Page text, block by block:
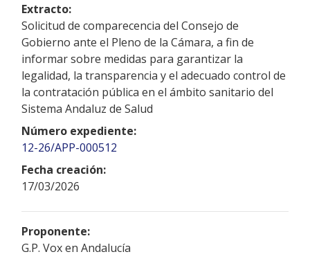
Extracto:
Solicitud de comparecencia del Consejo de
Gobierno ante el Pleno de la Cámara, a fin de
informar sobre medidas para garantizar la
legalidad, la transparencia y el adecuado control de
la contratación pública en el ámbito sanitario del
Sistema Andaluz de Salud
Número expediente:
12-26/APP-000512
Fecha creación:
17/03/2026
Proponente:
G.P. Vox en Andalucía